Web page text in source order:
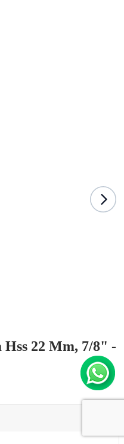
22 Mm, 7/8" -